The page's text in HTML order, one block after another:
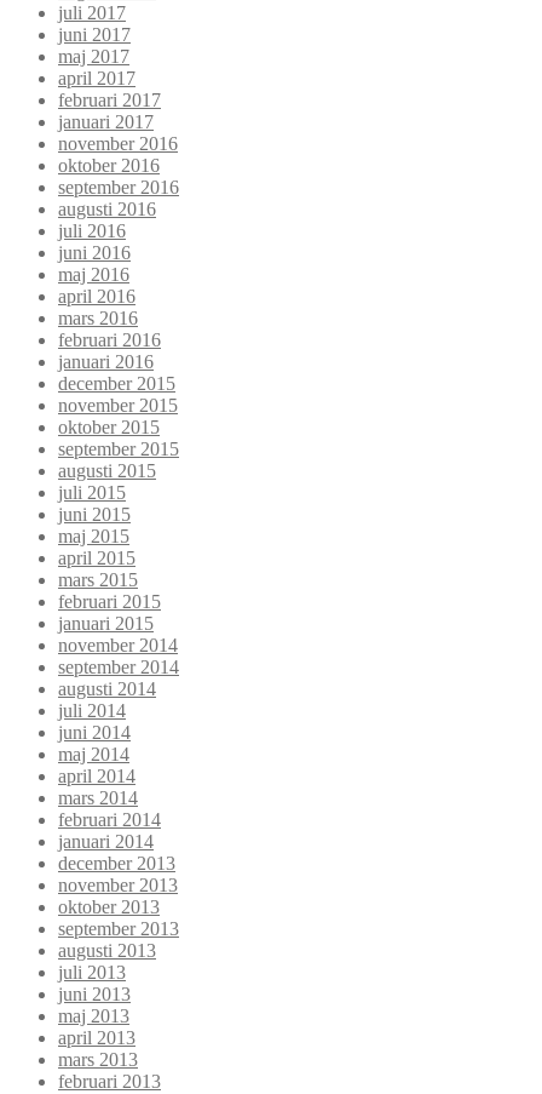
juli 2017
juni 2017
maj 2017
april 2017
februari 2017
januari 2017
november 2016
oktober 2016
september 2016
augusti 2016
juli 2016
juni 2016
maj 2016
april 2016
mars 2016
februari 2016
januari 2016
december 2015
november 2015
oktober 2015
september 2015
augusti 2015
juli 2015
juni 2015
maj 2015
april 2015
mars 2015
februari 2015
januari 2015
november 2014
september 2014
augusti 2014
juli 2014
juni 2014
maj 2014
april 2014
mars 2014
februari 2014
januari 2014
december 2013
november 2013
oktober 2013
september 2013
augusti 2013
juli 2013
juni 2013
maj 2013
april 2013
mars 2013
februari 2013